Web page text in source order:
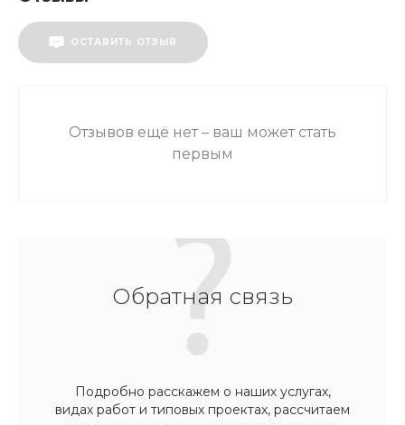
ОСТАВИТЬ ОТЗЫВ
Отзывов ещё нет – ваш может стать
первым
Обратная связь
Подробно расскажем о наших услугах,
видах работ и типовых проектах, рассчитаем